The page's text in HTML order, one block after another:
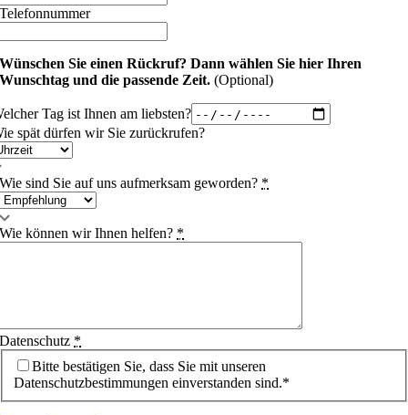
Telefonnummer
Wünschen Sie einen Rückruf? Dann wählen Sie hier Ihren
Wunschtag und die passende Zeit.(Optional)
Tag ist Ihnen am liebsten?
spät dürfen wir Sie zurückrufen?
Wie sind Sie auf uns aufmerksam geworden? *
Wie können wir Ihnen helfen? *
Datenschutz *
Bitte bestätigen Sie, dass Sie mit unseren
Datenschutzbestimmungen einverstanden sind.*